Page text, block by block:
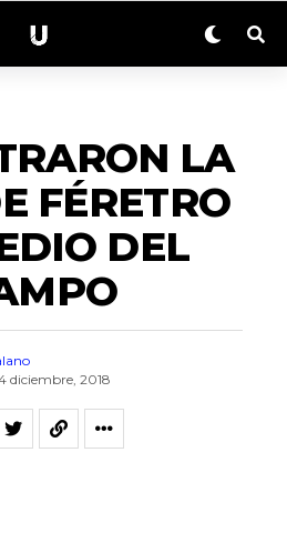
LA
FÉRETRO
DEL
diciembre, 2018